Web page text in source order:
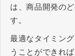
は、商品開発の
す。
最適なタイミン
うことができれ